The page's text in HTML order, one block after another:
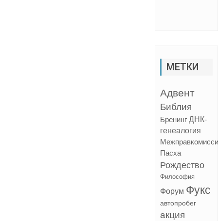
МЕТКИ
Адвент
Библия
Бренинг ДНК-
генеалогия
Пасха
Рождество
Философия
Форум Фукс
автопробег
акция